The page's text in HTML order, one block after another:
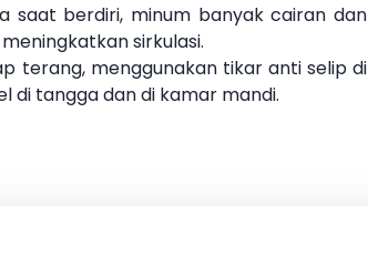
saat berdiri, minum banyak cairan dan
sirkulasi.
terang, menggunakan tikar anti selip di
di tangga dan di kamar mandi.